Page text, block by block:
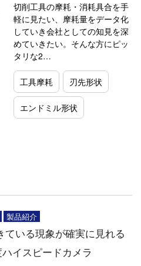
切削工具の摩耗・消耗具合を手
軽に見たい、摩耗量をデータ化
していき会社としての知見を深
めていきたい。そんな方にピッ
タリな2…
工具摩耗 刃先形状
エンドミル形状
製品紹介
ている現象が確実に見れる
イスピードカメラ